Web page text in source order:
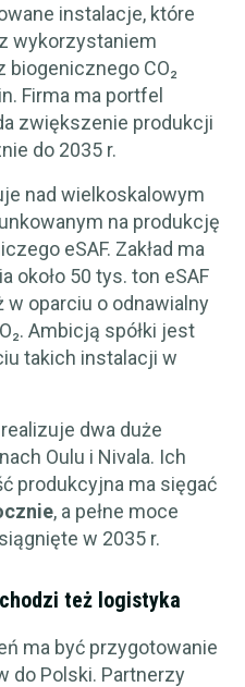
instalacje, które
wykorzystaniem
biogenicznego CO₂
Firma ma portfel
zwiększenie produkcji
do 2035 r.
nad wielkoskalowym
na produkcję
eSAF. Zakład ma
około 50 tys. ton eSAF
w oparciu o odnawialny
Ambicją spółki jest
takich instalacji w
dwa duże
Oulu i Nivala. Ich
produkcyjna ma sięgać
, a pełne moce
w 2035 r.
też logistyka
ma być przygotowanie
do Polski. Partnerzy